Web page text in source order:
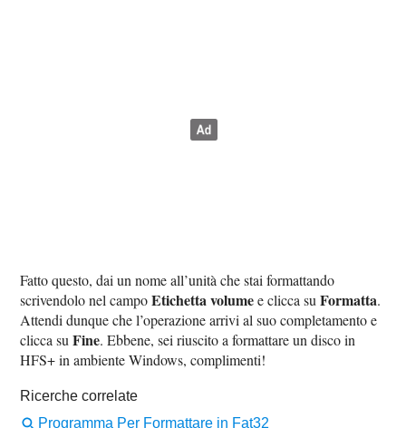
Fatto questo, dai un nome all’unità che stai formattando
scrivendolo nel campoEtichetta volumee clicca suFormatta.
Attendi dunque che l’operazione arrivi al suo completamento e
clicca suFine. Ebbene, sei riuscito a formattare un disco in
HFS+ in ambiente Windows, complimenti!